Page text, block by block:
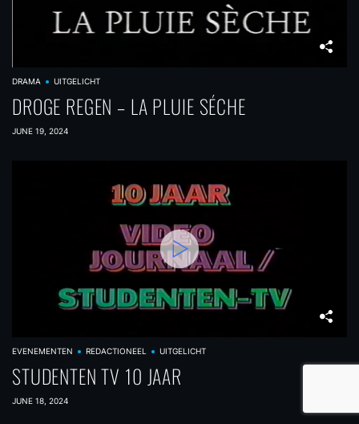
DRAMA UITGELICHT
DROGE REGEN – LA PLUIE SÉCHE
JUNE 19, 2024
EVENEMENTEN REDACTIONEEL UITGELICHT
STUDENTEN TV 10 JAAR
JUNE 18, 2024